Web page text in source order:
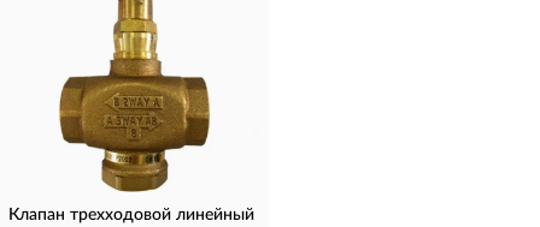
Клапан трехходовой линейный